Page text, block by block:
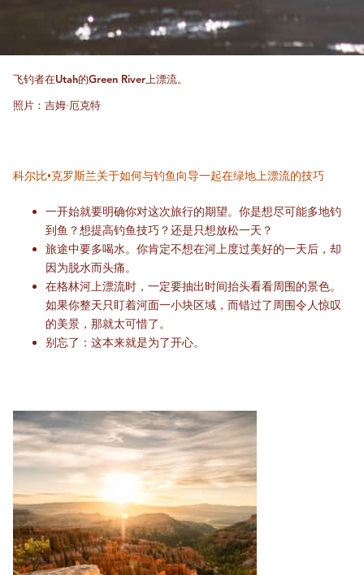
飞钓者在Utah的Green River上漂流。
照片：吉姆·厄克特
科尔比·克罗斯兰关于如何与钓鱼向导一起在绿地上漂流的技巧
一开始就要明确你对这次旅行的期望。你是想尽可能多地钓
到鱼？想提高钓鱼技巧？还是只想放松一天？
旅途中要多喝水。你肯定不想在河上度过美好的一天后，却
因为脱水而头痛。
在格林河上漂流时，一定要抽出时间抬头看看周围的景色。
如果你整天只盯着河面一小块区域，而错过了周围令人惊叹
的美景，那就太可惜了。
别忘了：这本来就是为了开心。